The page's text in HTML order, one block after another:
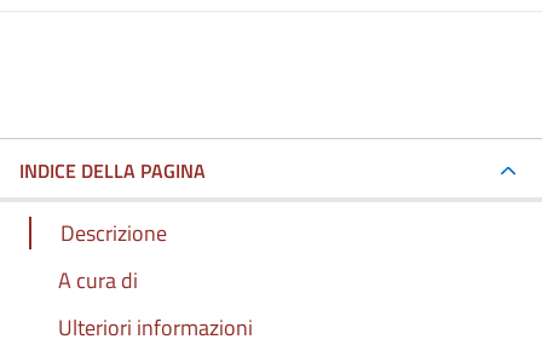
INDICE DELLA PAGINA
Descrizione
A cura di
Ulteriori informazioni